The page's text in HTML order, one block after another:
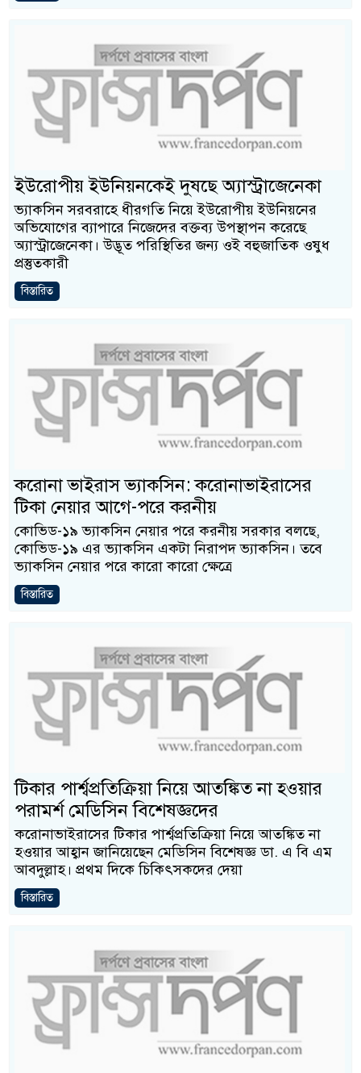
ইউরোপীয় ইউনিয়নকেই দুষছে অ্যাস্ট্রাজেনেকা
ভ্যাকসিন সরবরাহে ধীরগতি নিয়ে ইউরোপীয় ইউনিয়নের
অভিযোগের ব্যাপারে নিজেদের বক্তব্য উপস্থাপন করেছে
অ্যাস্ট্রাজেনেকা। উদ্ভূত পরিস্থিতির জন্য ওই বহুজাতিক ওষুধ
প্রস্তুতকারী
বিস্তারিত
করোনা ভাইরাস ভ্যাকসিন: করোনাভাইরাসের
টিকা নেয়ার আগে-পরে করনীয়
কোভিড-১৯ ভ্যাকসিন নেয়ার পরে করনীয় সরকার বলছে,
কোভিড-১৯ এর ভ্যাকসিন একটা নিরাপদ ভ্যাকসিন। তবে
ভ্যাকসিন নেয়ার পরে কারো কারো ক্ষেত্রে
বিস্তারিত
টিকার পার্শ্বপ্রতিক্রিয়া নিয়ে আতঙ্কিত না হওয়ার
পরামর্শ মেডিসিন বিশেষজ্ঞদের
করোনাভাইরাসের টিকার পার্শ্বপ্রতিক্রিয়া নিয়ে আতঙ্কিত না
হওয়ার আহ্বান জানিয়েছেন মেডিসিন বিশেষজ্ঞ ডা. এ বি এম
আবদুল্লাহ। প্রথম দিকে চিকিৎসকদের দেয়া
বিস্তারিত